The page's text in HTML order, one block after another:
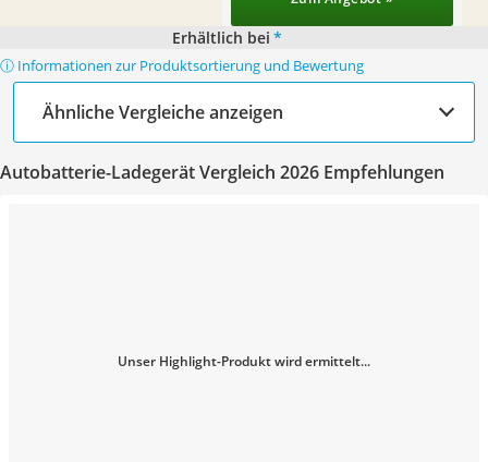
Erhältlich bei *
ⓘ Informationen zur Produktsortierung und Bewertung
Ähnliche Vergleiche anzeigen
Autobatterie-Ladegerät Vergleich 2026 Empfehlungen
Unser Highlight-Produkt wird ermittelt...